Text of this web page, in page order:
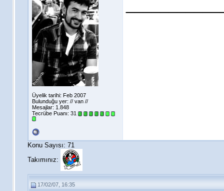
Üyelik tarihi: Feb 2007
Bulunduğu yer: // van //
Mesajlar: 1.848
Tecrübe Puanı: 31
Konu Sayısı: 71
Takımınız:
17/02/07, 16:35